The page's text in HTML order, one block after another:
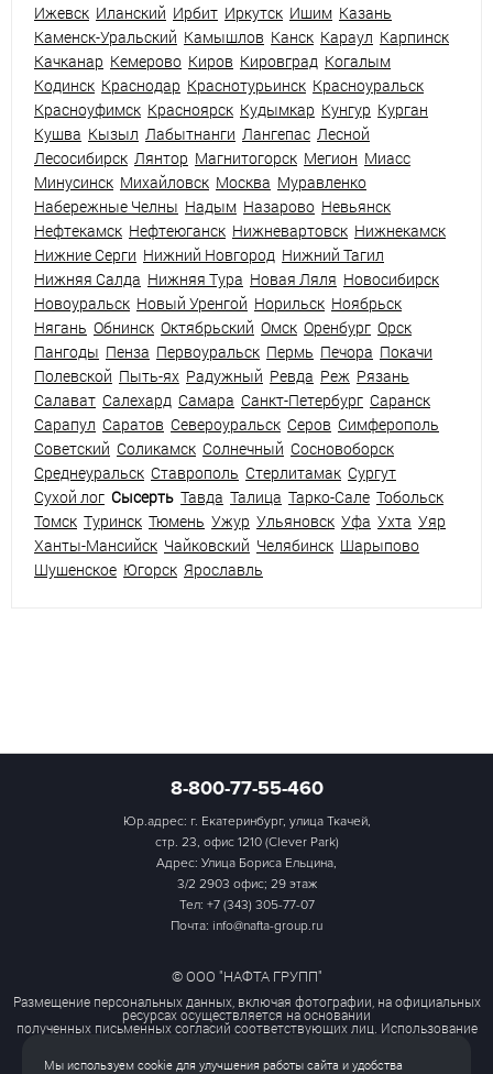
Ижевск Иланский Ирбит Иркутск Ишим Казань
Каменск-Уральский Камышлов Канск Караул Карпинск
Качканар Кемерово Киров Кировград Когалым
Кодинск Краснодар Краснотурьинск Красноуральск
Красноуфимск Красноярск Кудымкар Кунгур Курган
Кушва Кызыл Лабытнанги Лангепас Лесной
Лесосибирск Лянтор Магнитогорск Мегион Миасс
Минусинск Михайловск Москва Муравленко
Набережные Челны Надым Назарово Невьянск
Нефтекамск Нефтеюганск Нижневартовск Нижнекамск
Нижние Серги Нижний Новгород Нижний Тагил
Нижняя Салда Нижняя Тура Новая Ляля Новосибирск
Новоуральск Новый Уренгой Норильск Ноябрьск
Нягань Обнинск Октябрьский Омск Оренбург Орск
Пангоды Пенза Первоуральск Пермь Печора Покачи
Полевской Пыть-ях Радужный Ревда Реж Рязань
Салават Салехард Самара Санкт-Петербург Саранск
Сарапул Саратов Североуральск Серов Симферополь
Советский Соликамск Солнечный Сосновоборск
Среднеуральск Ставрополь Стерлитамак Сургут
Сухой лог Сысерть Тавда Талица Тарко-Сале Тобольск
Томск Туринск Тюмень Ужур Ульяновск Уфа Ухта Уяр
Ханты-Мансийск Чайковский Челябинск Шарыпово
Шушенское Югорск Ярославль
8-800-77-55-460
Юр.адрес: г. Екатеринбург, улица Ткачей,
стр. 23, офис 1210 (Clever Park)
Адрес: Улица Бориса Ельцина,
3/2 2903 офис; 29 этаж
Тел: +7 (343) 305-77-07
Почта: info@nafta-group.ru
© ООО "НАФТА ГРУПП"
Размещение персональных данных, включая фотографии, на официальных
ресурсах осуществляется на основании
полученных письменных согласий соответствующих лиц. Использование
этих материалов третьими лицами
Мы используем cookie для улучшения работы сайта и удобства